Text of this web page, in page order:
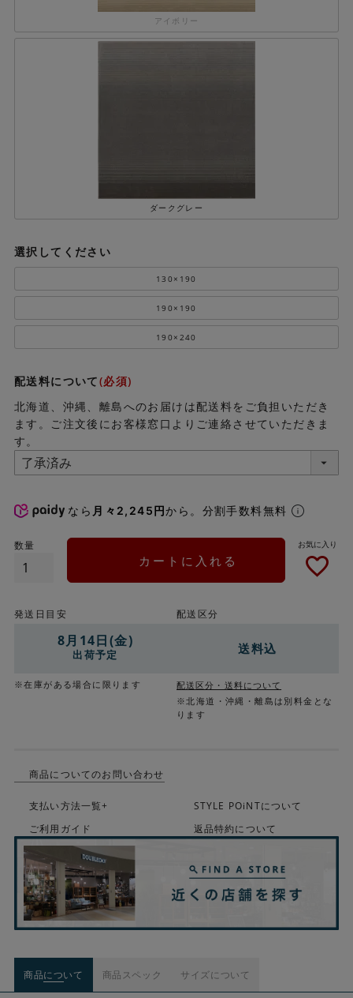
アイボリー
ダークグレー
選択してください
130×190
190×190
190×240
配送料について(必須)
北海道、沖縄、離島へのお届けは配送料をご負担いただき
ます。ご注文後にお客様窓口よりご連絡させていただきま
す。
なら 月々2,245円から。分割手数料無料
カートに入れる
発送日目安
8月14日(金)
出荷予定
※在庫がある場合に限ります
配送区分
送料込
配送区分・送料について
※北海道・沖縄・離島は別料金とな
ります
商品についてのお問い合わせ
支払い方法一覧+
STYLE POiNTについて
ご利用ガイド
返品特約について
商品について 商品スペック サイズについて